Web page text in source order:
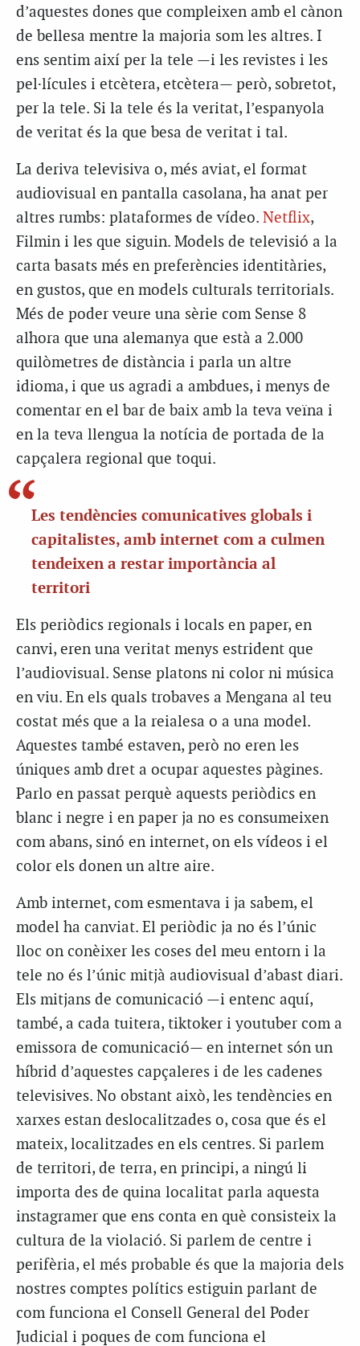
d’aquestes dones que compleixen amb el cànon
de bellesa mentre la majoria som les altres. I
ens sentim així per la tele —i les revistes i les
pel·lícules i etcètera, etcètera— però, sobretot,
per la tele. Si la tele és la veritat, l’espanyola
de veritat és la que besa de veritat i tal.
La deriva televisiva o, més aviat, el format
audiovisual en pantalla casolana, ha anat per
altres rumbs: plataformes de vídeo. Netflix,
Filmin i les que siguin. Models de televisió a la
carta basats més en preferències identitàries,
en gustos, que en models culturals territorials.
Més de poder veure una sèrie com Sense 8
alhora que una alemanya que està a 2.000
quilòmetres de distància i parla un altre
idioma, i que us agradi a ambdues, i menys de
comentar en el bar de baix amb la teva veïna i
en la teva llengua la notícia de portada de la
capçalera regional que toqui.
Les tendències comunicatives globals i
capitalistes, amb internet com a culmen
tendeixen a restar importància al
territori
Els periòdics regionals i locals en paper, en
canvi, eren una veritat menys estrident que
l’audiovisual. Sense platons ni color ni música
en viu. En els quals trobaves a Mengana al teu
costat més que a la reialesa o a una model.
Aquestes també estaven, però no eren les
úniques amb dret a ocupar aquestes pàgines.
Parlo en passat perquè aquests periòdics en
blanc i negre i en paper ja no es consumeixen
com abans, sinó en internet, on els vídeos i el
color els donen un altre aire.
Amb internet, com esmentava i ja sabem, el
model ha canviat. El periòdic ja no és l’únic
lloc on conèixer les coses del meu entorn i la
tele no és l’únic mitjà audiovisual d’abast diari.
Els mitjans de comunicació —i entenc aquí,
també, a cada tuitera, tiktoker i youtuber com a
emissora de comunicació— en internet són un
híbrid d’aquestes capçaleres i de les cadenes
televisives. No obstant això, les tendències en
xarxes estan deslocalitzades o, cosa que és el
mateix, localitzades en els centres. Si parlem
de territori, de terra, en principi, a ningú li
importa des de quina localitat parla aquesta
instagramer que ens conta en què consisteix la
cultura de la violació. Si parlem de centre i
perifèria, el més probable és que la majoria dels
nostres comptes polítics estiguin parlant de
com funciona el Consell General del Poder
Judicial i poques de com funciona el